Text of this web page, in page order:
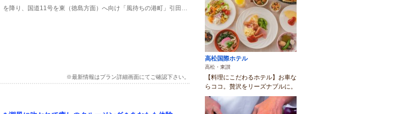
(1)高松道「引田IC」を降り、国道11号を東（徳島方面）へ向け「風待ちの港町」引田の古い街並みを迂回しながら引田駅、ばいこう堂本店、引田派出所を通過後、脇道を左折すると海沿いに出ます。左折して少し走ると、ICから約7分で引田漁業協同組合に到着。すぐ裏の岸壁が発着場所です。
※最新情報はプラン詳細画面にてご確認下さい。
高松国際ホテル
高松・東讃
【料理にこだわるホテル】お車な
らココ。贅沢をリーズナブルに。